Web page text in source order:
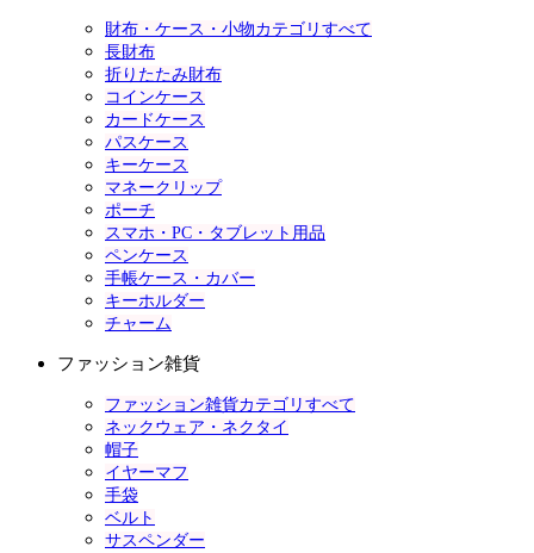
財布・ケース・小物カテゴリすべて
長財布
折りたたみ財布
コインケース
カードケース
パスケース
キーケース
マネークリップ
ポーチ
スマホ・PC・タブレット用品
ペンケース
手帳ケース・カバー
キーホルダー
チャーム
ファッション雑貨
ファッション雑貨カテゴリすべて
ネックウェア・ネクタイ
帽子
イヤーマフ
手袋
ベルト
サスペンダー